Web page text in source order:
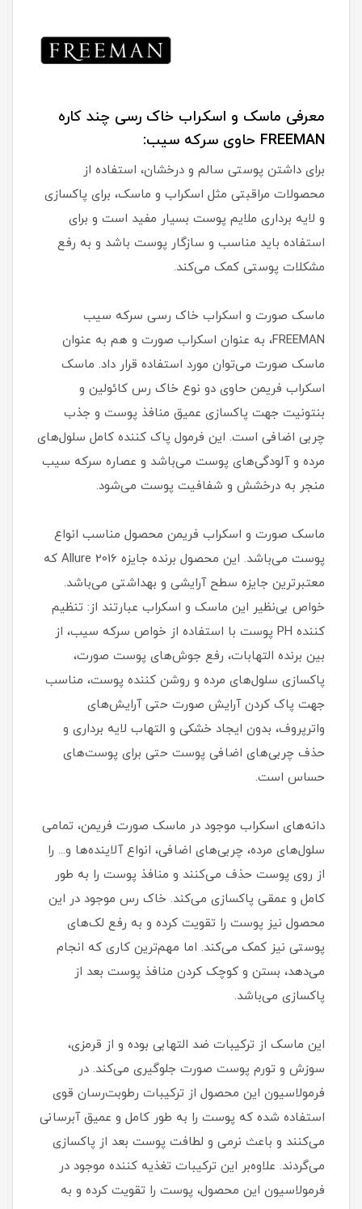
معرفی ماسک و اسکراب خاک رسی چند کاره
FREEMAN حاوی سرکه سیب:
برای داشتن پوستی سالم و درخشان، استفاده از
محصولات مراقبتی مثل اسکراب و ماسک، برای پاکسازی
و لایه برداری ملایم پوست بسیار مفید است و برای
استفاده باید مناسب و سازگار پوست باشد و به رفع
مشکلات پوستی کمک می‌کند.
ماسک صورت و اسکراب خاک رسی سرکه سیب
FREEMAN، به عنوان اسکراب صورت و هم به عنوان
ماسک صورت می‌توان مورد استفاده قرار داد. ماسک
اسکراب فریمن حاوی دو نوع خاک رس کائولین و
بنتونیت جهت پاکسازی عمیق منافذ پوست و جذب
چربی اضافی است. این فرمول پاک کننده کامل سلول‌های
مرده و آلودگی‌های پوست می‌باشد و عصاره سرکه سیب
منجر به درخشش و شفافیت پوست می‌شود.
ماسک صورت و اسکراب فریمن محصول مناسب انواع
پوست می‌باشد. این محصول برنده جایزه Allure 2016 که
معتبرترین جایزه سطح آرایشی و بهداشتی می‌باشد.
خواص بی‌نظیر این ماسک و اسکراب عبارتند از: تنظیم
کننده PH پوست با استفاده از خواص سرکه سیب، از
بین برنده التهابات، رفع جوش‌های پوست صورت،
پاکسازی سلول‌های مرده و روشن کننده پوست، مناسب
جهت پاک کردن آرایش صورت حتی آرایش‌های
واترپروف، بدون ایجاد خشکی و التهاب لایه برداری و
حذف چربی‌های اضافی پوست حتی برای پوست‌های
حساس است.
دانه‌های اسکراب موجود در ماسک صورت فریمن، تمامی
سلول‌های مرده، چربی‌های اضافی، انواع آلاینده‌ها و... را
از روی پوست حذف می‌کنند و منافذ پوست را به طور
کامل و عمقی پاکسازی می‌کند. خاک رس موجود در این
محصول نیز پوست را تقویت کرده و به رفع لک‌های
پوستی نیز کمک می‌کند. اما مهم‌ترین کاری که انجام
می‌دهد، بستن و کوچک کردن منافذ پوست بعد از
پاکسازی می‌باشد.
این ماسک از ترکیبات ضد التهابی بوده و از قرمزی،
سوزش و تورم پوست صورت جلوگیری می‌کند. در
فرمولاسیون این محصول از ترکیبات رطوبت‌رسان قوی
استفاده شده که پوست را به طور کامل و عمیق آبرسانی
می‌کنند و باعث نرمی و لطافت پوست بعد از پاکسازی
می‌گردند. علاوه‌بر این ترکیبات تغذیه کننده موجود در
فرمولاسیون این محصول، پوست را تقویت کرده و به